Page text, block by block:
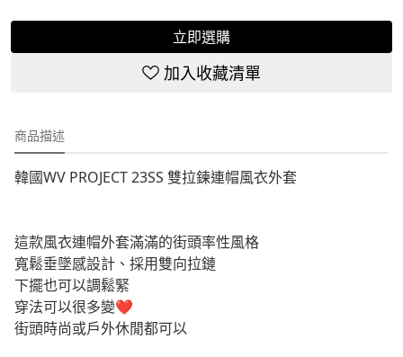
立即選購
加入收藏清單
商品描述
韓國WV PROJECT 23SS 雙拉鍊連帽風衣外套
這款風衣連帽外套滿滿的街頭率性風格
寬鬆垂墜感設計、採用雙向拉鏈
下擺也可以調鬆緊
穿法可以很多變❤️
街頭時尚或戶外休閒都可以